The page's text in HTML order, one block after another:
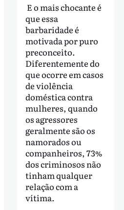
E o mais chocante é
que essa
barbaridade é
motivada por puro
preconceito.
Diferentemente do
que ocorre em casos
de violência
doméstica contra
mulheres, quando
os agressores
geralmente são os
namorados ou
companheiros, 73%
dos criminosos não
tinham qualquer
relação com a
vítima.